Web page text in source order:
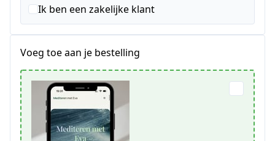
+1Ik ben een zakelijke klant
Voeg toe aan je bestelling